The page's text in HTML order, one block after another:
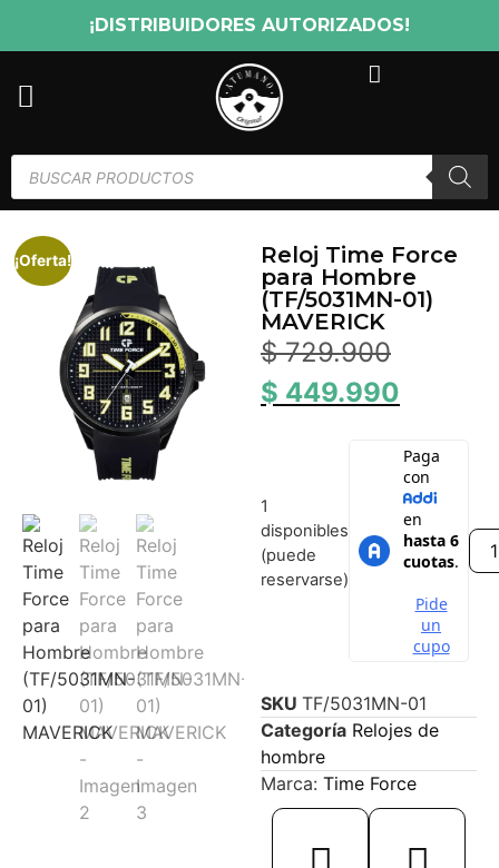
¡DISTRIBUIDORES AUTORIZADOS!
¡Oferta!
Reloj Time Force
para Hombre
(TF/5031MN-01)
MAVERICK
$729.900
$ 449.990
1
disponibles
(puede
reservarse)
SKU TF/5031MN-01
Categoría Relojes de
hombre
Marca: Time Force